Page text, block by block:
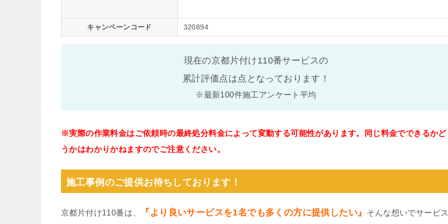
キャンペーンコード 320894
現在の京都片付け110番サービスの
累計評価点は点となっております！
※最新100件施工アンケート平均
※実際の作業料金はご依頼時の最終処分料金によって変動する可能性があります。同じ料金でできるかど
うかはわかりかねますのでご注意ください。
施工事例のご提供お待ちしております！
京都片付け110番は、 『より良いサービスを1名でも多くの方に提供したい』 そんな想いでサービ